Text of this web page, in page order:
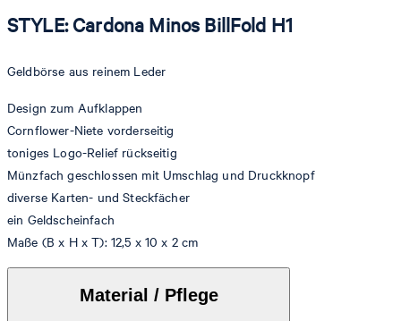
STYLE: Cardona Minos BillFold H1
Geldbörse aus reinem Leder
Design zum Aufklappen
Cornflower-Niete vorderseitig
toniges Logo-Relief rückseitig
Münzfach geschlossen mit Umschlag und Druckknopf
diverse Karten- und Steckfächer
ein Geldscheinfach
Maße (B x H x T): 12,5 x 10 x 2 cm
Material / Pflege